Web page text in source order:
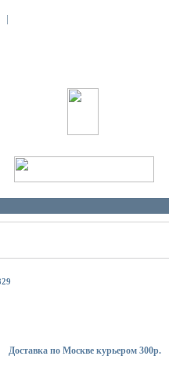
Доставка по Москве курьером 300р.